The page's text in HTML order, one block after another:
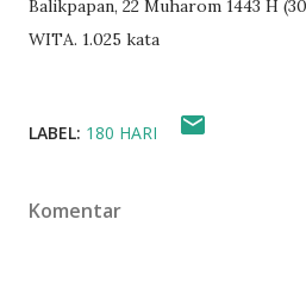
Balikpapan, 22 Muharom 1443 H
WITA. 1.025 kata
LABEL: 180 HARI
Komentar